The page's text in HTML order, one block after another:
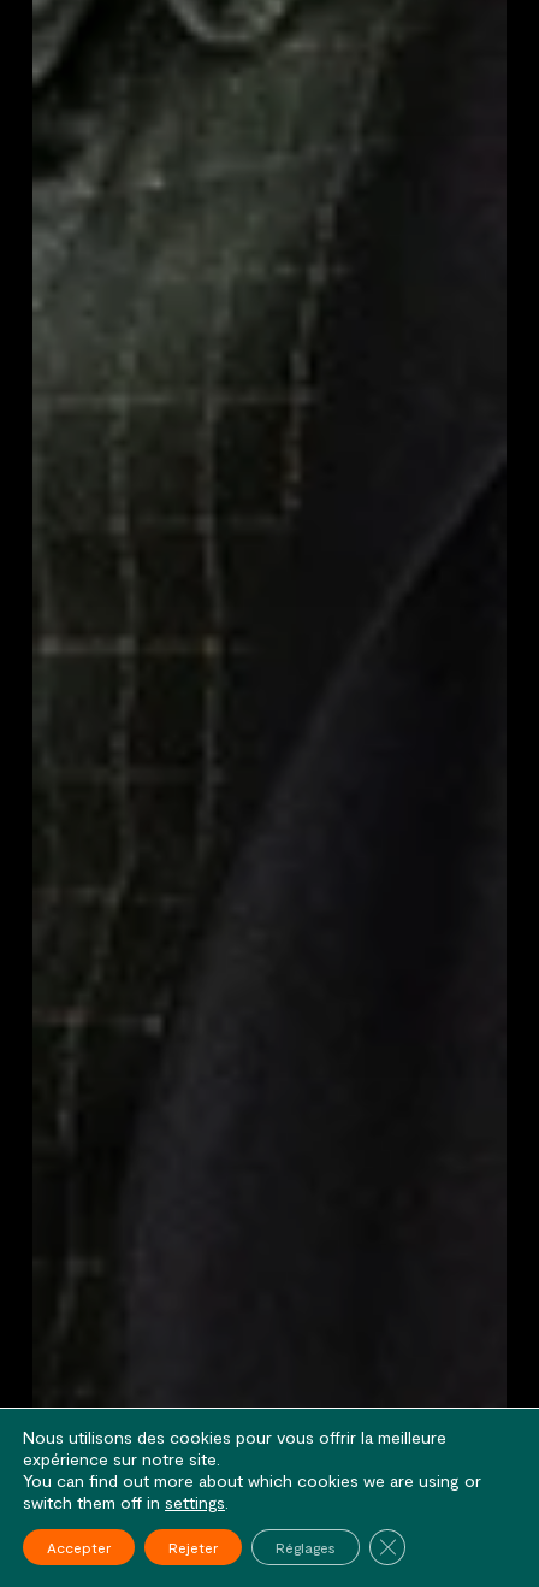
Nous utilisons des cookies pour vous offrir la meilleure
expérience sur notre site.
You can find out more about which cookies we are using or
switch them off in settings
Accepter Rejeter Réglages Fermer la bannière